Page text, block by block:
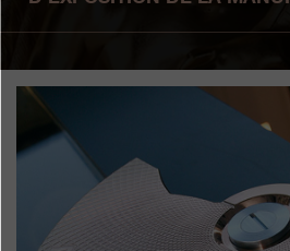
Boutiques
Catalogue
Contact
Search
Rechercher